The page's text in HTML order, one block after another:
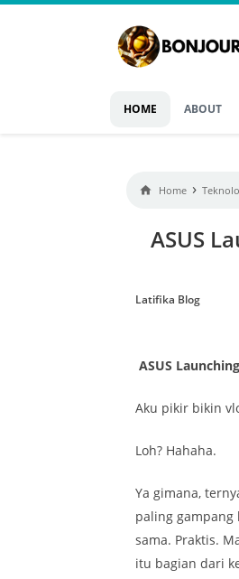
HOME ABOUT
 Home ›
ASUS
Latifika Blog
ASUS
Aku pikir bikin
Loh? Hahaha.
Ya gimana,
paling gampang
sama. Praktis.
itu bagian dari